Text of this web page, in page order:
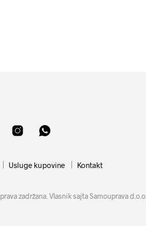
Usluge kupovine Kontakt
zadržana. Vlasnik sajta Samouprava d.o.o.